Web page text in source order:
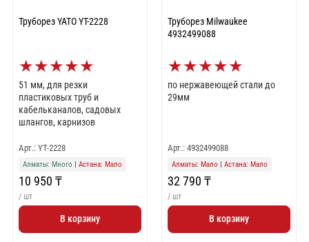
Труборез YATO YT-2228
★★★★★
51 мм, для резки
пластиковых труб и
кабельканалов, садовых
шлангов, карнизов
Арт.: YT-2228
Алматы: Много | Астана: Мало
10 950 ₸
/ шт
В корзину
Труборез Milwaukee
4932499088
★★★★★
по нержавеющей стали до
29мм
Арт.: 4932499088
Алматы: Мало | Астана: Мало
32 790 ₸
/ шт
В корзину